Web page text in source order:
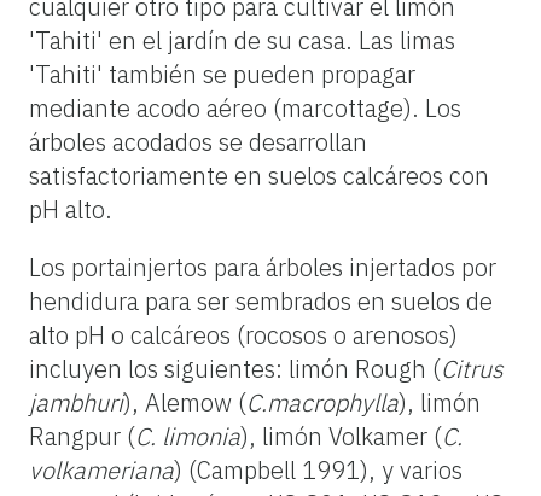
'Tahiti' en el jardín de su casa. Las limas
'Tahiti' también se pueden propagar
mediante acodo aéreo (marcottage). Los
árboles acodados se desarrollan
satisfactoriamente en suelos calcáreos con
pH alto.
Los portainjertos para árboles injertados por
hendidura para ser sembrados en suelos de
alto pH o calcáreos (rocosos o arenosos)
incluyen los siguientes: limón Rough (Citrus
jambhuri), Alemow (C.macrophylla), limón
Rangpur (C. limonia), limón Volkamer (C.
volkameriana) (Campbell 1991), y varios